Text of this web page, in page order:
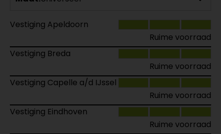
Vestiging Apeldoorn
Ruime voorraad
Vestiging Breda
Ruime voorraad
Vestiging Capelle a/d IJssel
Ruime voorraad
Vestiging Eindhoven
Ruime voorraad